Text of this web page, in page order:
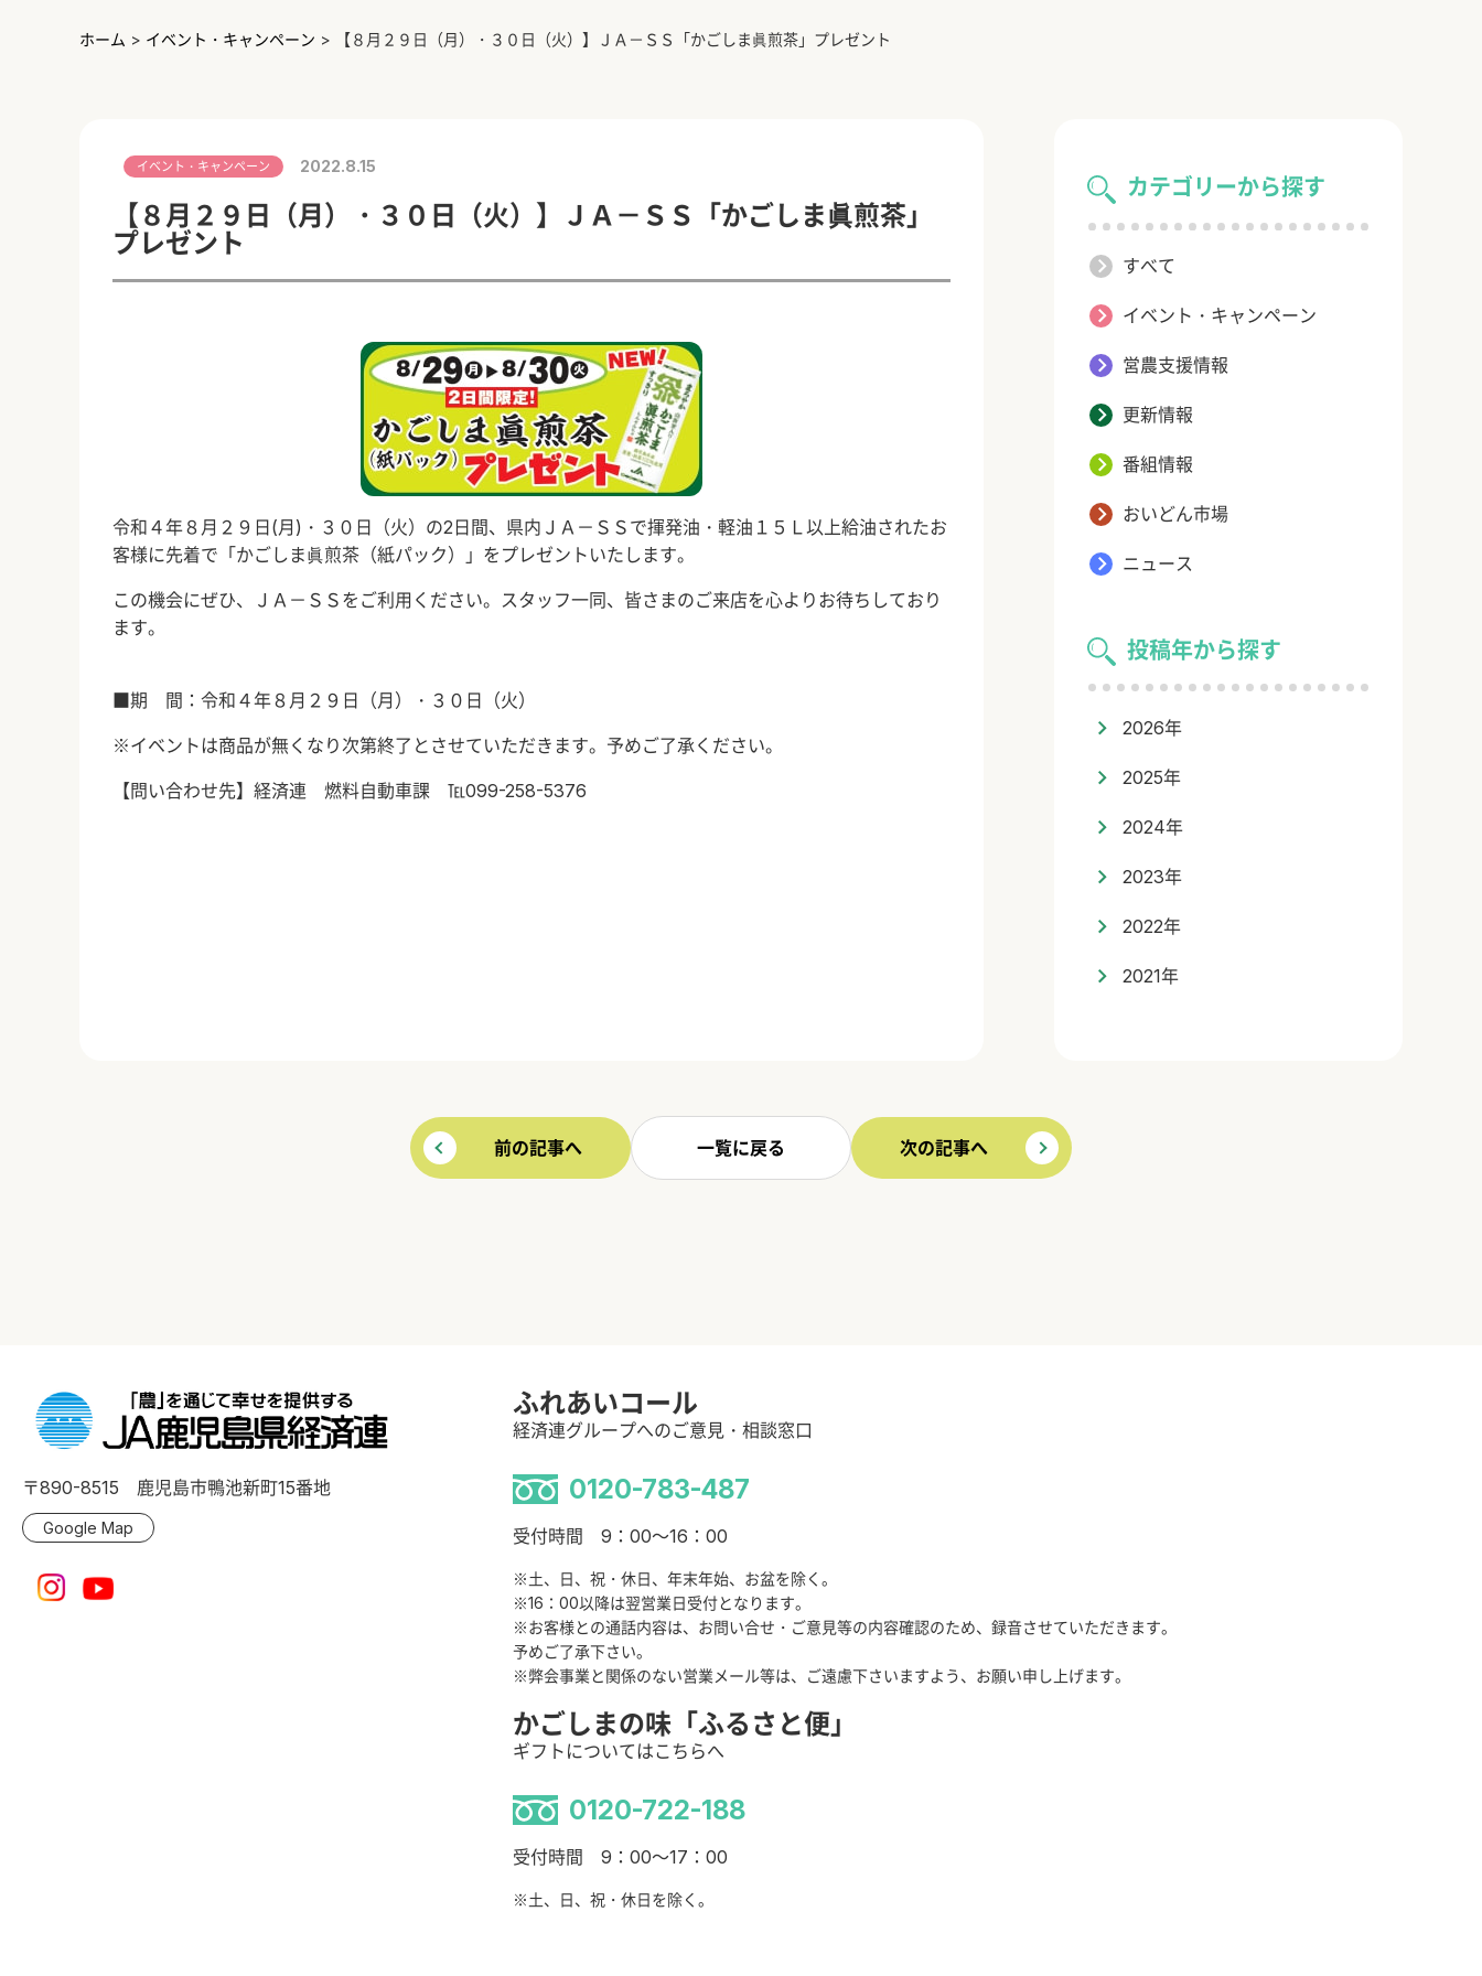
ホーム > イベント・キャンペーン > 【８月２９日（月）・３０日（火）】ＪＡ－ＳＳ「かごしま眞煎茶」プレゼント
カテゴリーから探す
すべて
イベント・キャンペーン
営農支援情報
更新情報
番組情報
おいどん市場
ニュース
投稿年から探す
2026年
2025年
2024年
2023年
2022年
2021年
イベント・キャンペーン 2022.8.15
【８月２９日（月）・３０日（火）】ＪＡ－ＳＳ「かごしま眞煎茶」
プレゼント
令和４年８月２９日 (月 ) ・３０日（火）の2 日間、県内ＪＡ－ＳＳで揮発油・軽油１５Ｌ以上給油されたお
客様に先着で「かごしま眞煎茶（紙パック）」をプレゼントいたします。
この機会にぜひ、ＪＡ－ＳＳをご利用ください。スタッフ一同、皆さまのご来店を心よりお待ちしており
ます。
■期 間：令和４年８月２９日（月）・３０日（火）
※イベントは商品が無くなり次第終了とさせていただきます。予めご了承ください。
【問い合わせ先】経済連 燃料自動車課 ℡099-258-5376
前の記事へ 一覧に戻る 次の記事へ
〒890-8515 鹿児島市鴨池新町15番地
Google Map
ふれあいコール
経済連グループへのご意見・相談窓口
0120-783-487
受付時間 9：00～16：00
※土、日、祝・休日、年末年始、お盆を除く。
※16：00以降は翌営業日受付となります。
※お客様との通話内容は、お問い合せ・ご意見等の内容確認のため、録音させていただきます。
予めご了承下さい。
※弊会事業と関係のない営業メール等は、ご遠慮下さいますよう、お願い申し上げます。
かごしまの味「ふるさと便」
ギフトについてはこちらへ
0120-722-188
受付時間 9：00～17：00
※土、日、祝・休日を除く。